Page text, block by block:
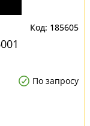
185605
По запросу